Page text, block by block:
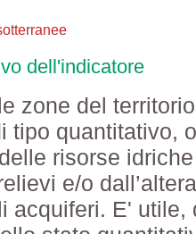
dell'indicatore
zone del
tipo quantitativo,
risorse
e/o
acquiferi. E' utile,